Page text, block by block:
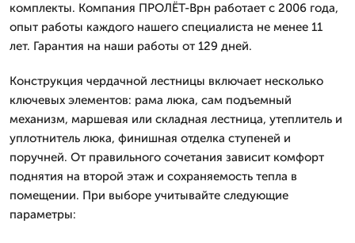
комплекты. Компания ПРОЛЁТ-Врн работает с 2006 года,
опыт работы каждого нашего специалиста не менее 11
лет. Гарантия на наши работы от 129 дней.
Конструкция чердачной лестницы включает несколько
ключевых элементов: рама люка, сам подъемный
механизм, маршевая или складная лестница, утеплитель и
уплотнитель люка, финишная отделка ступеней и
поручней. От правильного сочетания зависит комфорт
поднятия на второй этаж и сохраняемость тепла в
помещении. При выборе учитывайте следующие
параметры: